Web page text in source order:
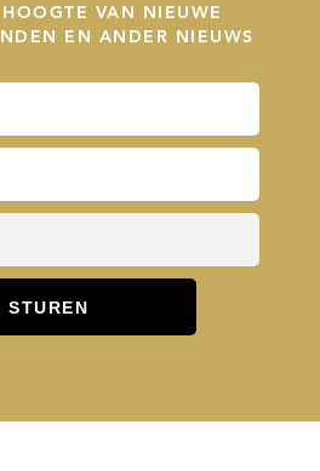
VAN NIEUWE
EN ANDER NIEUWS